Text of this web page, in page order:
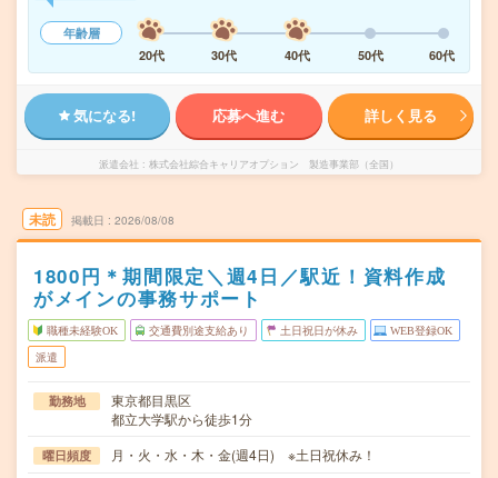
年齢層
20代
30代 40代 50代 60代
気になる! 応募へ進む 詳しく見る
派遣会社 株式会社綜合キャリアオプション 製造事業部（全国）
未読 掲載日 2026/08/08
1800円＊期間限定＼週4日／駅近！資料作成
がメインの事務サポート
職種未経験OK 交通費別途支給あり 土日祝日が休み WEB登録OK
派遣
勤務地
東京都目黒区
都立大学駅から徒歩1分
曜日頻度 月・火・水・木・金(週4日) ※土日祝休み！